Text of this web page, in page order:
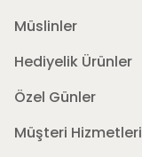
Müslinler
Hediyelik Ürünler
Özel Günler
Müşteri Hizmetleri